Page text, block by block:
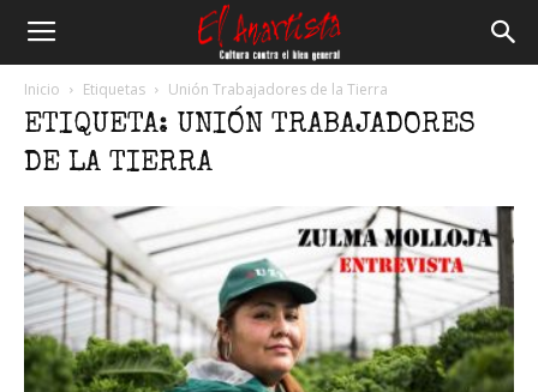
Inicio Etiquetas Unión Trabajadores de la Tierra
ETIQUETA: UNIÓN TRABAJADORES
DE LA TIERRA